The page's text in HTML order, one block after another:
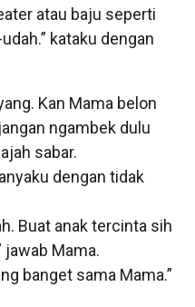
atau baju seperti
kataku dengan
Kan Mama belon
ngambek dulu
sabar.
dengan tidak
Buat anak tercinta sih
jawab Mama.
banget sama Mama.”